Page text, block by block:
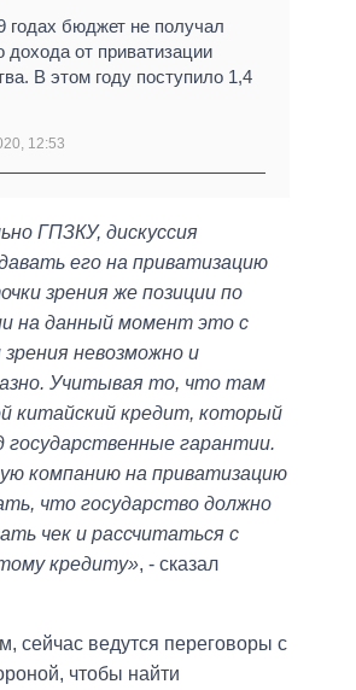
годах бюджет не получал
дохода от приватизации
В этом году поступило 1,4
12:53
ГПЗКУ, дискуссия
его на приватизацию
зрения же позиции по
на данный момент это с
невозможно и
Учитывая то, что там
китайский кредит, который
государственные гарантии.
компанию на приватизацию
что государство должно
чек и рассчитаться с
кредиту», - сказал
сейчас ведутся переговоры с
чтобы найти